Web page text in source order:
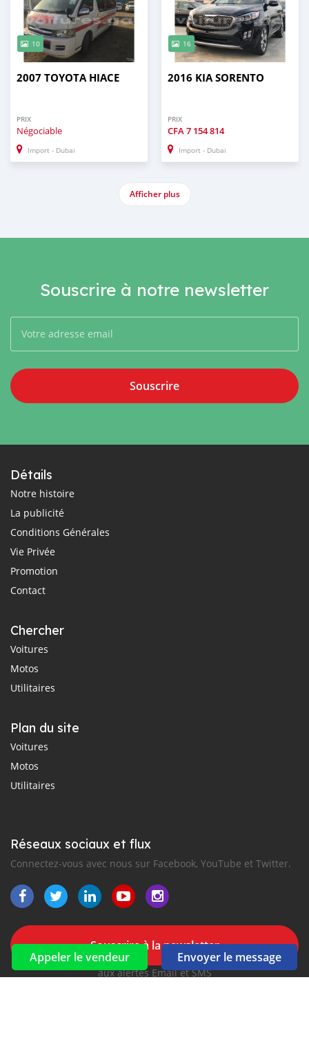
Appeler le vendeur Envoyer le message
10
2007 TOYOTA HIACE
PRIX
Négociable
Import - Dubai
16
2016 KIA SORENTO
PRIX
CFA7 154 814
Import - Dubai
Afficher plus
Souscrire à notre newsletter
Souscrire
Détails
Notre histoire
La publicité
Conditions Générales
Vie Privée
Promotion
Contact
Chercher
Voitures
Motos
Utilitaires
Plan du site
Voitures
Motos
Utilitaires
Réseaux sociaux et flux
Connectez-vous avec nous sur Facebook, YouTube et Twitter.
Souscrire à la newsletter
aux alertes Email et SMS